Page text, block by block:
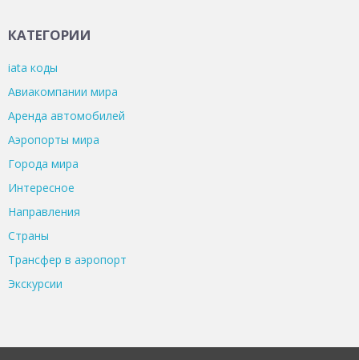
КАТЕГОРИИ
iata коды
Авиакомпании мира
Аренда автомобилей
Аэропорты мира
Города мира
Интересное
Направления
Страны
Трансфер в аэропорт
Экскурсии